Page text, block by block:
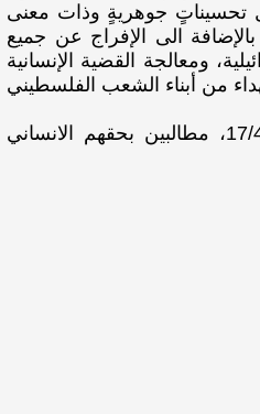
تحسيناتٍ جوهريةٍ وذات معنى
الى الإفراج عن جميع
ومعالجة القضية الإنسانية
من أبناء الشعب الفلسطيني
واحتجاجا على الأوضاع السابقة الذكر بدأ الأسرى الفلسطينون اضرابا عن الطعام بتاريخ 17/4/2017، مطالبين بحقهم الانساني